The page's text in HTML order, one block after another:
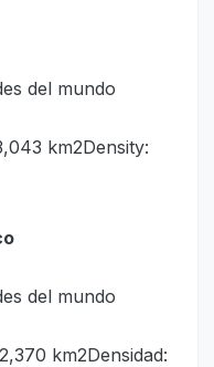
km2Density:
km2Densidad: